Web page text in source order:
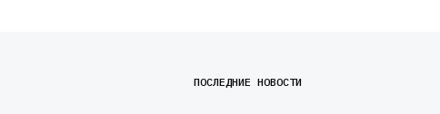
ПОСЛЕДНИЕ НОВОСТИ